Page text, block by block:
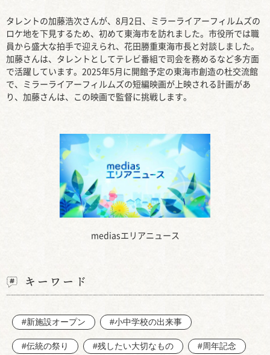
mediasエリアニュース
タレントの加藤浩次さんが、8月2日、ミラーライアーフィルムズの
ロケ地を下見するため、初めて東海市を訪れました。市役所では職
員から盛大な拍手で迎えられ、花田勝重東海市長と対談しました。
加藤さんは、タレントとしてテレビ番組で司会を務めるなど多方面
で活躍しています。2025年5月に開館予定の東海市創造の杜交流館
で、ミラーライアーフィルムズの短編映画が上映される計画があ
り、加藤さんは、この映画で監督に挑戦します。
キーワード
#新施設オープン #小中学校の出来事
#伝統の祭り #残したい大切なもの #周年記念